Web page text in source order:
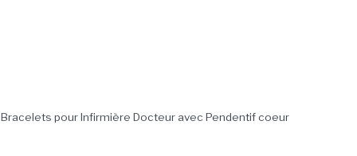
Bracelets pour Infirmière Docteur avec Pendentif coeur